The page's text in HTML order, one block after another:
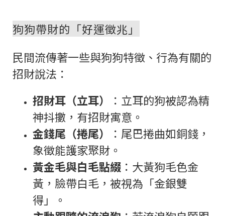
狗狗帶財的「好運徵兆」
民間流傳著一些與狗狗特徵、行為有關的
招財說法：
招財耳（立耳）
：立耳的狗被認為精
神抖擻，有招財寓意。
金錢尾（捲尾）
：尾巴捲曲如銅錢，
象徵能護家聚財。
黃金毛與白毛點綴 ：大黃狗毛色金
黃，臉帶白毛，被視為「金銀雙
得」。